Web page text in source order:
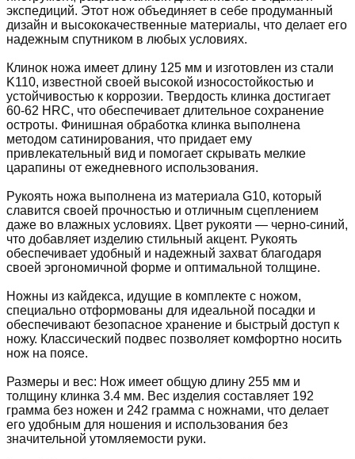
экспедиций. Этот нож объединяет в себе продуманный
дизайн и высококачественные материалы, что делает его
надежным спутником в любых условиях.
Клинок ножа имеет длину 125 мм и изготовлен из стали
K110, известной своей высокой износостойкостью и
устойчивостью к коррозии. Твердость клинка достигает
60-62 HRC, что обеспечивает длительное сохранение
остроты. Финишная обработка клинка выполнена
методом сатинирования, что придает ему
привлекательный вид и помогает скрывать мелкие
царапины от ежедневного использования.
Рукоять ножа выполнена из материала G10, который
славится своей прочностью и отличным сцеплением
даже во влажных условиях. Цвет рукояти — черно-синий,
что добавляет изделию стильный акцент. Рукоять
обеспечивает удобный и надежный захват благодаря
своей эргономичной форме и оптимальной толщине.
Ножны из кайдекса, идущие в комплекте с ножом,
специально отформованы для идеальной посадки и
обеспечивают безопасное хранение и быстрый доступ к
ножу. Классический подвес позволяет комфортно носить
нож на поясе.
Размеры и вес: Нож имеет общую длину 255 мм и
толщину клинка 3.4 мм. Вес изделия составляет 192
грамма без ножен и 242 грамма с ножнами, что делает
его удобным для ношения и использования без
значительной утомляемости руки.